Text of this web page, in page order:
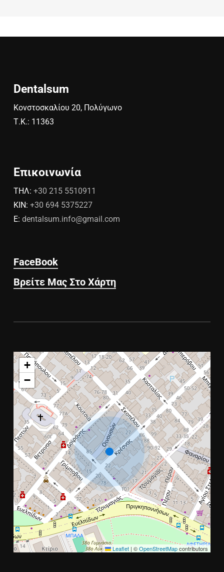
Dentalsum
Κονστοσκαλίου 20, Πολύγωνο
Τ.Κ.: 11363
Επικοινωνία
ΤΗΛ: +30 215 5510911
ΚΙΝ: +30 694 5375227
E: dentalsum.info@gmail.com
FaceBook
Βρείτε Μας Στο Χάρτη
+
−
Leaflet | ©OpenStreetMapcontributors